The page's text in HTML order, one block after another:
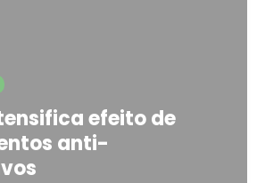
efeito de
anti-